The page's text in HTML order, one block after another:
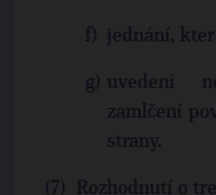
jednání,
uvedení
zamlčení
strany.
Rozhodnutí o